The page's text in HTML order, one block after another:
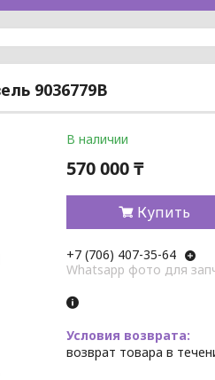
9036779B
В наличии
570 000 ₸
Купить
+7 (706) 407-35-64
Whatsapp фото для
возврат товара в